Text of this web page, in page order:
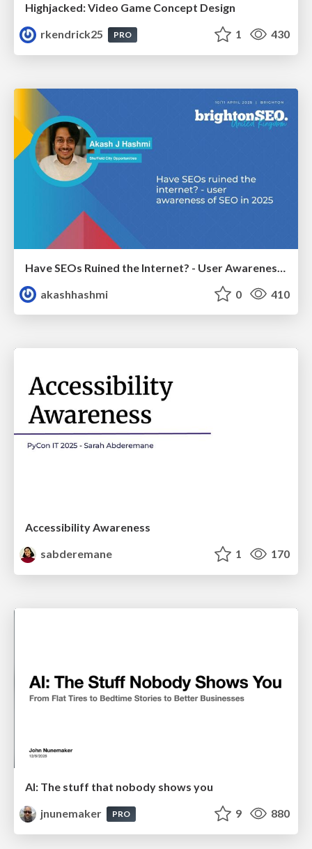
Highjacked: Video Game Concept Design
rkendrick25
PRO 1 430
akashhashmi
0 410
Accessibility Awareness
sabderemane
1 170
AI: The stuff that nobody shows you
jnunemaker
PRO 9 880